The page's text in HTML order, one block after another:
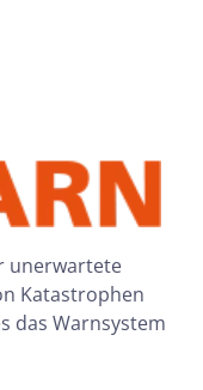
unerwartete
Katastrophen
das Warnsystem